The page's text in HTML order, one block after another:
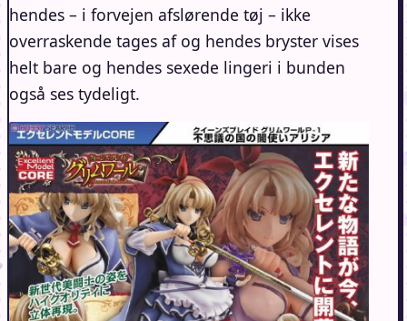
hendes – i forvejen afslørende tøj – ikke
overraskende tages af og hendes bryster vises
helt bare og hendes sexede lingeri i bunden
også ses tydeligt.